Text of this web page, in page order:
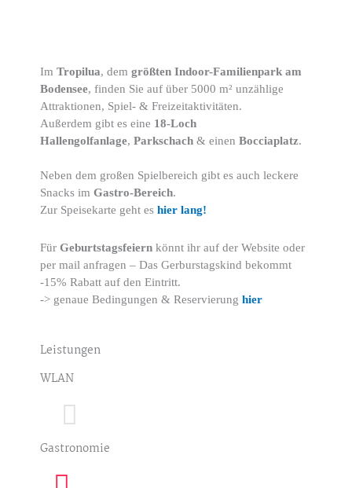
ImTropilua, dem größten Indoor-Familienpark am
Bodensee, finden Sie auf über 5000 m² unzählige
Attraktionen, Spiel- & Freizeitaktivitäten.
Außerdem gibt es eine 18-Loch
Hallengolfanlage,Parkschach & einenBocciaplatz.
Neben dem großen Spielbereich gibt es auch leckere
Snacks imGastro-Bereich.
Zur Speisekarte geht eshier lang!
FürGeburtstagsfeiern könnt ihr auf der Website oder
per mail anfragen – Das Gerburstagskind bekommt
-15% Rabatt auf den Eintritt.
-> genaue Bedingungen & Reservierunghier
Leistungen
WLAN
Gastronomie